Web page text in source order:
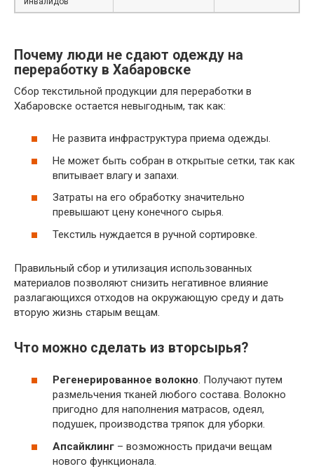
Почему люди не сдают одежду на
переработку в Хабаровске
Сбор текстильной продукции для переработки в
Хабаровске остается невыгодным, так как:
Не развита инфраструктура приема одежды.
Не может быть собран в открытые сетки, так как
впитывает влагу и запахи.
Затраты на его обработку значительно
превышают цену конечного сырья.
Текстиль нуждается в ручной сортировке.
Правильный сбор и утилизация использованных
материалов позволяют снизить негативное влияние
разлагающихся отходов на окружающую среду и дать
вторую жизнь старым вещам.
Что можно сделать из вторсырья?
Регенерированное волокно. Получают путем
размельчения тканей любого состава. Волокно
пригодно для наполнения матрасов, одеял,
подушек, производства тряпок для уборки.
Апсайклинг – возможность придачи вещам
нового функционала.